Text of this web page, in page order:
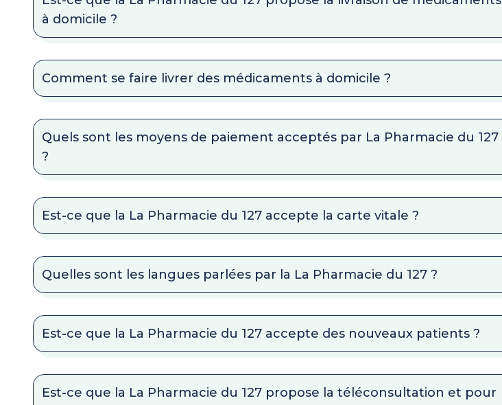
à domicile ?
Comment se faire livrer des médicaments à domicile ?
Quels sont les moyens de paiement acceptés par La Pharmacie du 127
?
Est-ce que la La Pharmacie du 127 accepte la carte vitale ?
Quelles sont les langues parlées par la La Pharmacie du 127 ?
Est-ce que la La Pharmacie du 127 accepte des nouveaux patients ?
Est-ce que la La Pharmacie du 127 propose la téléconsultation et pour